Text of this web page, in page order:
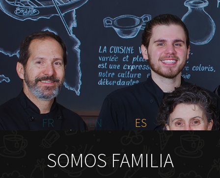
INICIO
NOSOTROS
MENÚ PLATEAU
EVENTOS
RESERVACIONES
COMENTARIOS
CONTACTO
FR
EN ES
SOMOS FAMILIA